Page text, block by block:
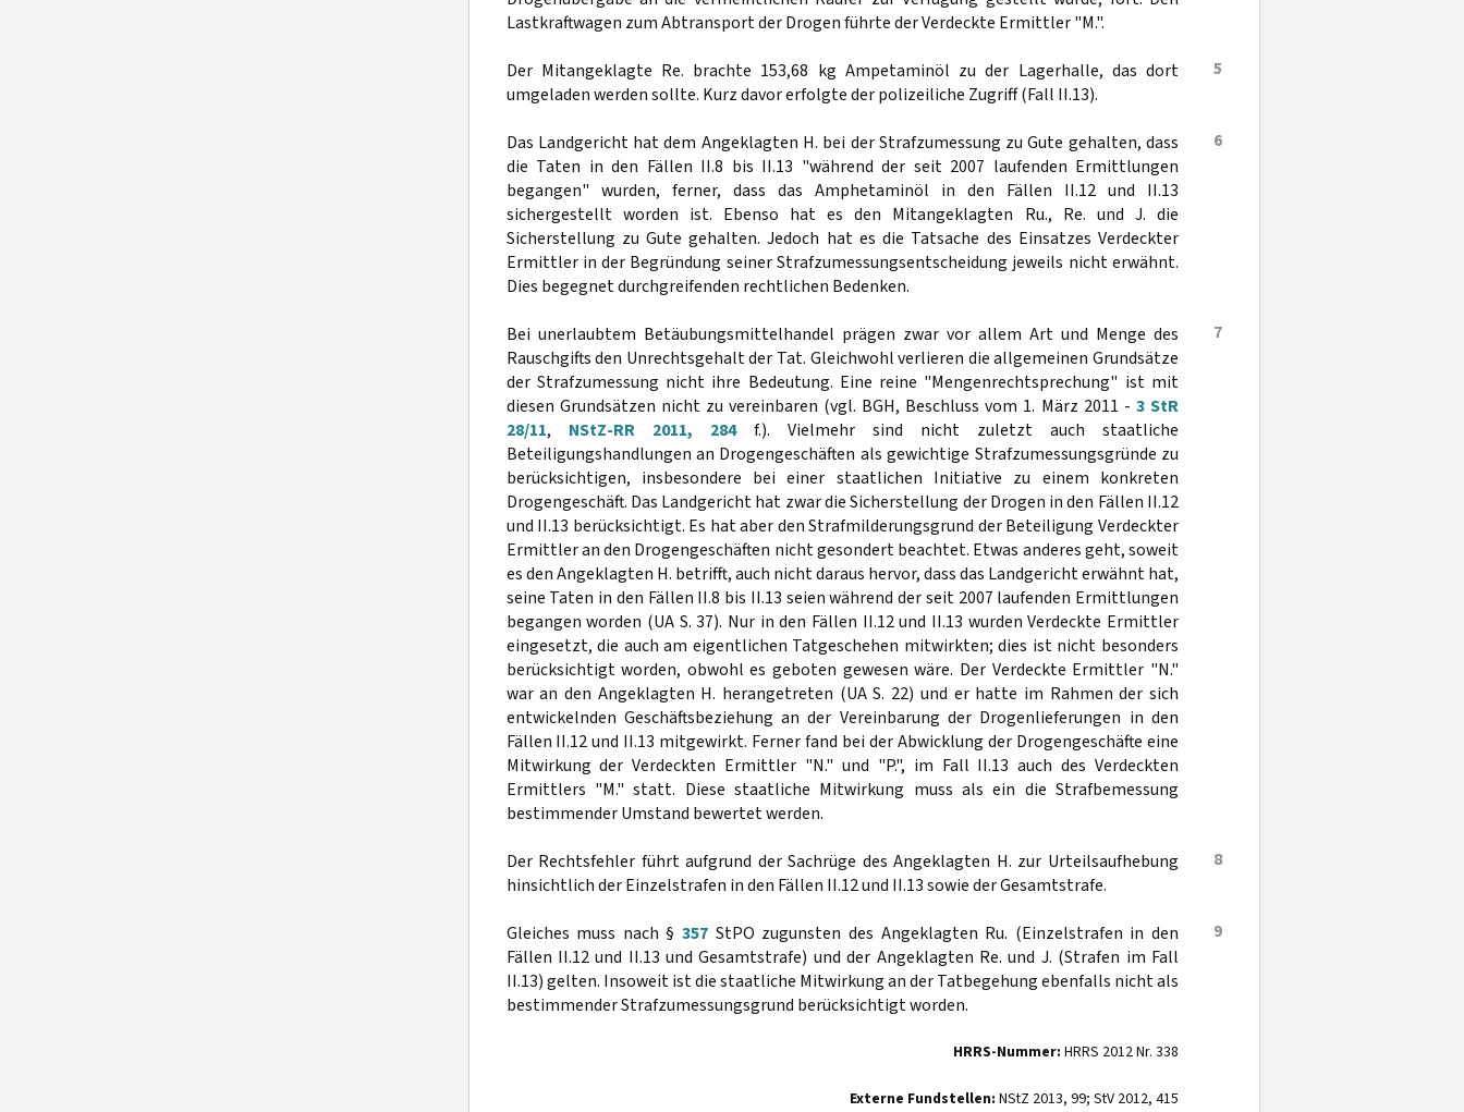
Lastkraftwagen zum Abtransport der Drogen führte der Verdeckte Ermittler "M.".
5
Der Mitangeklagte Re. brachte 153,68 kg Ampetaminöl zu der Lagerhalle, das dort
umgeladen werden sollte. Kurz davor erfolgte der polizeiliche Zugriff (Fall II.13).
6
Das Landgericht hat dem Angeklagten H. bei der Strafzumessung zu Gute gehalten, dass
die Taten in den Fällen II.8 bis II.13 "während der seit 2007 laufenden Ermittlungen
begangen" wurden, ferner, dass das Amphetaminöl in den Fällen II.12 und II.13
sichergestellt worden ist. Ebenso hat es den Mitangeklagten Ru., Re. und J. die
Sicherstellung zu Gute gehalten. Jedoch hat es die Tatsache des Einsatzes Verdeckter
Ermittler in der Begründung seiner Strafzumessungsentscheidung jeweils nicht erwähnt.
Dies begegnet durchgreifenden rechtlichen Bedenken.
7
Bei unerlaubtem Betäubungsmittelhandel prägen zwar vor allem Art und Menge des
Rauschgifts den Unrechtsgehalt der Tat. Gleichwohl verlieren die allgemeinen Grundsätze
der Strafzumessung nicht ihre Bedeutung. Eine reine "Mengenrechtsprechung" ist mit
diesen Grundsätzen nicht zu vereinbaren (vgl. BGH, Beschluss vom 1. März 2011 - 3 StR
28/11, NStZ-RR 2011, 284f.). Vielmehr sind nicht zuletzt auch staatliche
Beteiligungshandlungen an Drogengeschäften als gewichtige Strafzumessungsgründe zu
berücksichtigen, insbesondere bei einer staatlichen Initiative zu einem konkreten
Drogengeschäft. Das Landgericht hat zwar die Sicherstellung der Drogen in den Fällen II.12
und II.13 berücksichtigt. Es hat aber den Strafmilderungsgrund der Beteiligung Verdeckter
Ermittler an den Drogengeschäften nicht gesondert beachtet. Etwas anderes geht, soweit
es den Angeklagten H. betrifft, auch nicht daraus hervor, dass das Landgericht erwähnt hat,
seine Taten in den Fällen II.8 bis II.13 seien während der seit 2007 laufenden Ermittlungen
begangen worden (UA S. 37). Nur in den Fällen II.12 und II.13 wurden Verdeckte Ermittler
eingesetzt, die auch am eigentlichen Tatgeschehen mitwirkten; dies ist nicht besonders
berücksichtigt worden, obwohl es geboten gewesen wäre. Der Verdeckte Ermittler "N."
war an den Angeklagten H. herangetreten (UA S. 22) und er hatte im Rahmen der sich
entwickelnden Geschäftsbeziehung an der Vereinbarung der Drogenlieferungen in den
Fällen II.12 und II.13 mitgewirkt. Ferner fand bei der Abwicklung der Drogengeschäfte eine
Mitwirkung der Verdeckten Ermittler "N." und "P.", im Fall II.13 auch des Verdeckten
Ermittlers "M." statt. Diese staatliche Mitwirkung muss als ein die Strafbemessung
bestimmender Umstand bewertet werden.
8
Der Rechtsfehler führt aufgrund der Sachrüge des Angeklagten H. zur Urteilsaufhebung
hinsichtlich der Einzelstrafen in den Fällen II.12 und II.13 sowie der Gesamtstrafe.
9
Gleiches muss nach § 357 StPO zugunsten des Angeklagten Ru. (Einzelstrafen in den
Fällen II.12 und II.13 und Gesamtstrafe) und der Angeklagten Re. und J. (Strafen im Fall
II.13) gelten. Insoweit ist die staatliche Mitwirkung an der Tatbegehung ebenfalls nicht als
bestimmender Strafzumessungsgrund berücksichtigt worden.
HRRS-Nummer: HRRS 2012 Nr. 338
Externe Fundstellen: NStZ 2013, 99; StV 2012, 415